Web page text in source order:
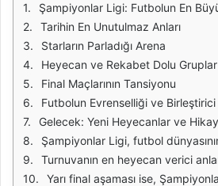
Şampiyonlar Ligi: Futbolun En
Tarihin En Unutulmaz Anları
Starların Parladığı Arena
Heyecan ve Rekabet Dolu Gruplar
Final Maçlarının Tansiyonu
Futbolun Evrenselliği ve Birleştirici
Gelecek: Yeni Heyecanlar ve
Şampiyonlar Ligi, futbol dünyasının en prestijli organizasyonlarından biri olarak, her sezon heyecan dolu anlara ev sahipliği yapmaktadır. Takımların, tarih boyunca unutulmaz anlar yaşadığı bu ligde, birçok efsanevi oyuncunun da kariyerine damga vurduğu görülmektedir. Özellikle grup aşamalarında yaşanan sürpriz
Turnuvanın en heyecan verici anlarından biri, çeyrek finaldeki eşleşmelerde yaşanmaktadır. Burada, Avrupa'nın en iyi takımları karşı karşıya gelirken, takımların birbirlerine karşı olan rekabeti doruk noktasına ulaşır. Kimi zaman, son dakikada atılan bir gol, takımların yarı finale yükselmesini
Yarı final aşaması ise, Şampiyonlar Ligi'nin en çetin mücadelelerine sahne olur. Burada, hem oyuncular hem de teknik direktörler için büyük bir baskı bulunmaktadır. Takımlar, sadece final için değil, tarih yazmak için de savaşmaktadır. Özellikle geçmişteki büyük finallerde yaşanan dramatik anlar, bu aşamanın önemini